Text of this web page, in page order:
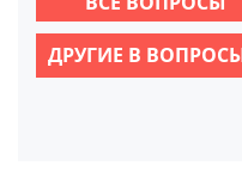
ДРУГИЕ В